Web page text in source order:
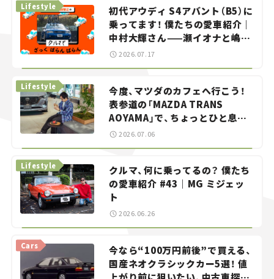
初代アウディ S4アバント（B5）に
乗ってます！ 僕たちの愛車紹介｜
中村大輝さん——瀬イオナと嶋田
智之の「クルマでざっくばらんば
Lifestyle
2026.07.17
今度、マツダのカフェへ行こう！
表参道の「MAZDA TRANS
AOYAMA」で、ちょっとひと息。
——連載｜CCGとクルマでどうす
Lifestyle
2026.07.06
クルマ、何に乗ってるの？ 僕たち
の愛車紹介 #43｜MG ミジェッ
ト
Lifestyle
2026.06.26
今なら“100万円前後”で買える、
国産ネオクラシックカー5選！ 値
Cars